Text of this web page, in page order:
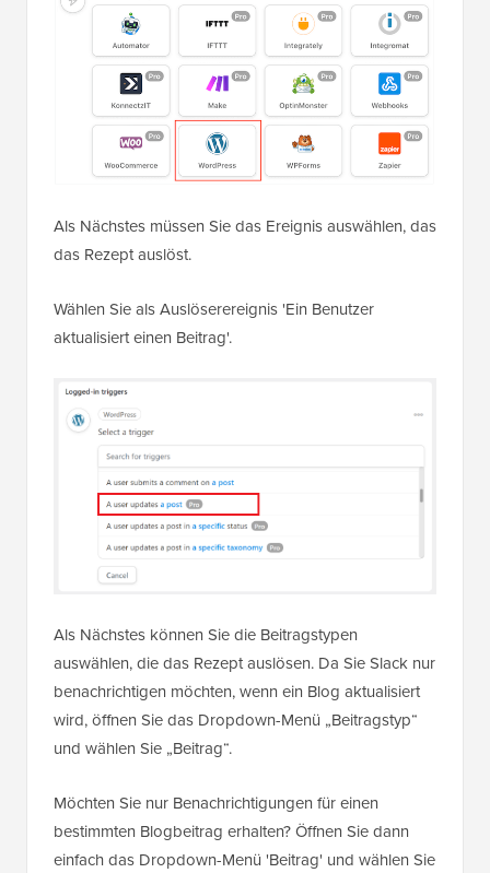
Als Nächstes müssen Sie das Ereignis auswählen, das
das Rezept auslöst.
Wählen Sie als Auslöserereignis 'Ein Benutzer
aktualisiert einen Beitrag'.
Als Nächstes können Sie die Beitragstypen
auswählen, die das Rezept auslösen. Da Sie Slack nur
benachrichtigen möchten, wenn ein Blog aktualisiert
wird, öffnen Sie das Dropdown-Menü „Beitragstyp“
und wählen Sie „Beitrag“.
Möchten Sie nur Benachrichtigungen für einen
bestimmten Blogbeitrag erhalten? Öffnen Sie dann
einfach das Dropdown-Menü 'Beitrag' und wählen Sie